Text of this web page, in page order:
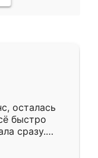
осталась
быстро
сразу.
к
Собрали